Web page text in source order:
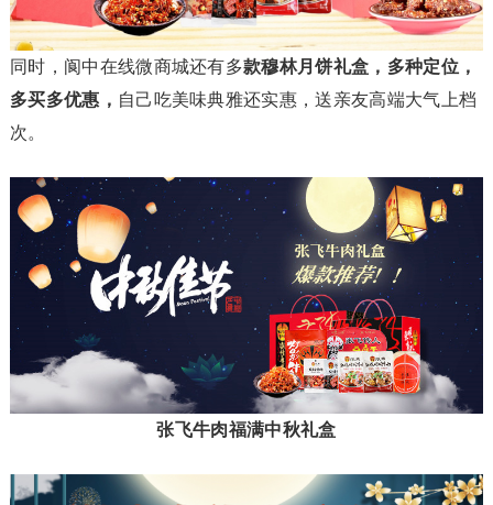
同时，阆中在线微商城还有多款穆林月饼礼盒，多种定位，
多买多优惠， 自己吃美味典雅还实惠，送亲友高端大气上档
次。
张飞牛肉福满中秋礼盒